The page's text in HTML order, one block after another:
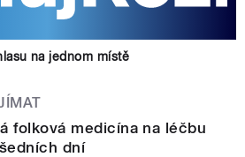
na jednom místě
folková medicína na léčbu
dní